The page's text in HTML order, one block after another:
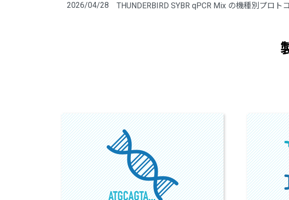
2026/04/28 THUNDERBIRD SYBR qPCR Mix の機種別プロト